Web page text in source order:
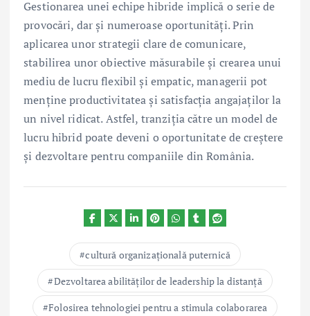
Gestionarea unei echipe hibride implică o serie de
provocări, dar și numeroase oportunități. Prin
aplicarea unor strategii clare de comunicare,
stabilirea unor obiective măsurabile și crearea unui
mediu de lucru flexibil și empatic, managerii pot
menține productivitatea și satisfacția angajaților la
un nivel ridicat. Astfel, tranziția către un model de
lucru hibrid poate deveni o oportunitate de creștere
și dezvoltare pentru companiile din România.
cultură organizațională puternică
Dezvoltarea abilităților de leadership la distanță
Folosirea tehnologiei pentru a stimula colaborarea